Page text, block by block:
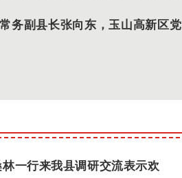
务副县长张向东，玉山高新区党
一行来我县调研交流表示欢